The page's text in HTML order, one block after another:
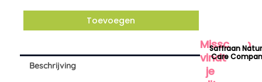
O
N
E
E
P
I
Toevoegen
Beschrijving
Misschien
vindt
je
Saffraan
Care